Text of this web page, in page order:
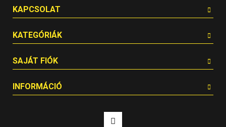
KAPCSOLAT
KATEGÓRIÁK
SAJÁT FIÓK
INFORMÁCIÓ